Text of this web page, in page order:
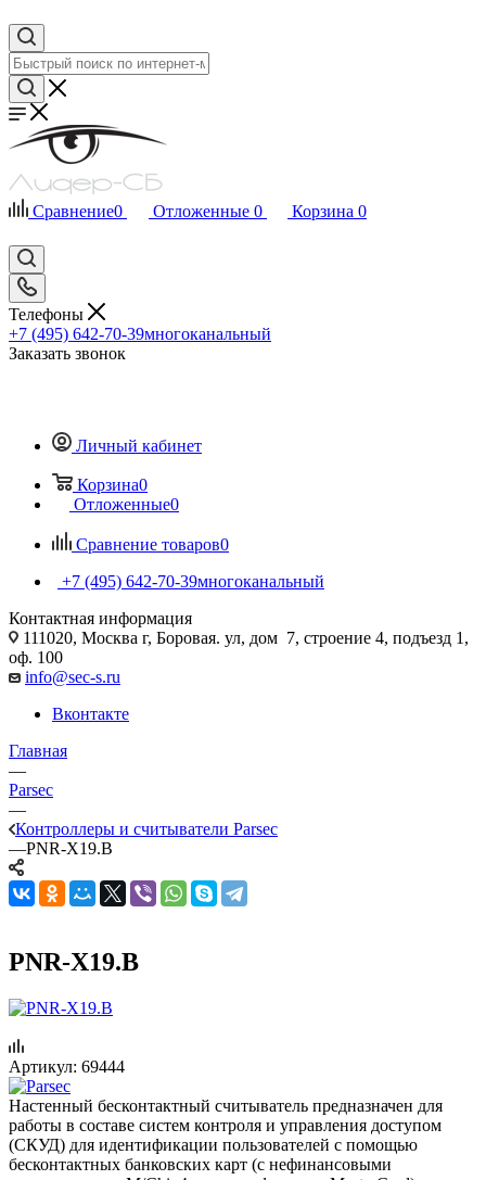
Сравнение0 Отложенные 0 Корзина 0
Телефоны
+7 (495) 642-70-39многоканальный
Заказать звонок
Личный кабинет
Корзина0
Отложенные0
Сравнение товаров0
+7 (495) 642-70-39многоканальный
Контактная информация
111020, Москва г, Боровая. ул, дом 7, строение 4, подъезд 1,
оф. 100
info@sec-s.ru
Вконтакте
Главная
—
Parsec
—
Контроллеры и считыватели Parsec
—PNR-X19.B
PNR-X19.B
Артикул: 69444
Настенный бесконтактный считыватель предназначен для
работы в составе систем контроля и управления доступом
(СКУД) для идентификации пользователей с помощью
бесконтактных банковских карт (с нефинансовыми